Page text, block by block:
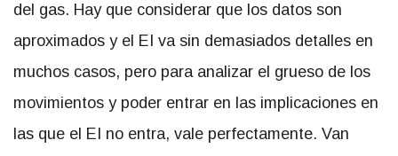
del gas. Hay que considerar que los datos son
aproximados y el EI va sin demasiados detalles en
muchos casos, pero para analizar el grueso de los
movimientos y poder entrar en las implicaciones en
las que el EI no entra, vale perfectamente. Van